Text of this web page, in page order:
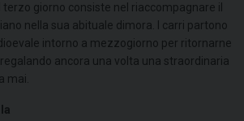
terzo giorno consiste nel riaccompagnare il
nella sua abituale dimora. I carri partono
intorno a mezzogiorno per ritornarne
ancora una volta una straordinaria
mai.